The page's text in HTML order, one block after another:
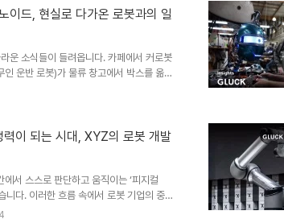
봇 연구도 꾸준히 선보여 왔습니다. 바이
인 사례로, 초소형 비행 로봇에 자율..
드, 현실로 다가온 로봇과의 일
운 소식들이 들려옵니다. 카페에서 커로봇
운반 로봇)가 물류 창고에서 박스를 옮기
되는 속도가 그 어느 때보다 빠르게 진행
블 로봇은, 더 이상 영화적 상상력에 머무
일상 속에서 사람과 함께 작동하는 수준까
니다. 영화 산업의 전설적인 특수효과 스
이 되는 시대, XYZ의 로봇 개발
서 스스로 판단하고 움직이는 ‘피지컬
다. 이러한 흐름 속에서 로봇 기업의 중요
제 제품으로 구현하고, 현장에서 검증하